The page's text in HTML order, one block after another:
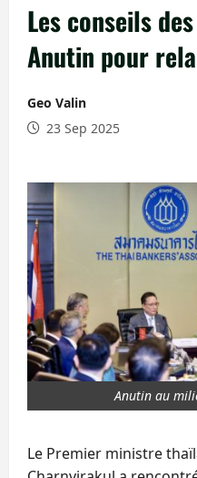
Les conseils
Anutin pour
Geo Valin
23 Sep 2025
Anutin au
Le Premier ministre